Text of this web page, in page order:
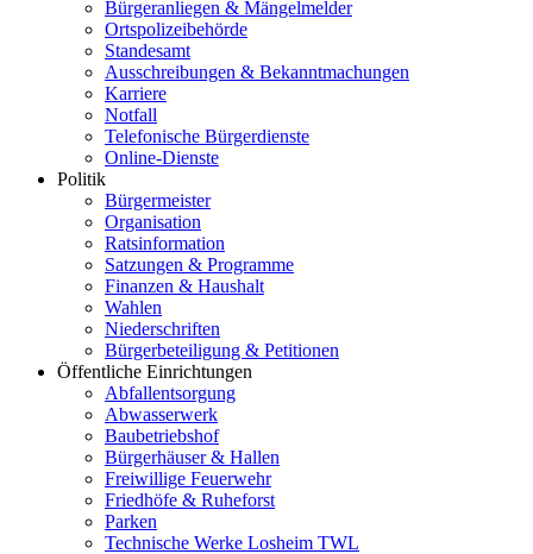
Bürgeranliegen & Mängelmelder
Ortspolizeibehörde
Standesamt
Ausschreibungen & Bekanntmachungen
Karriere
Notfall
Telefonische Bürgerdienste
Online-Dienste
Politik
Bürgermeister
Organisation
Ratsinformation
Satzungen & Programme
Finanzen & Haushalt
Wahlen
Niederschriften
Bürgerbeteiligung & Petitionen
Öffentliche Einrichtungen
Abfallentsorgung
Abwasserwerk
Baubetriebshof
Bürgerhäuser & Hallen
Freiwillige Feuerwehr
Friedhöfe & Ruheforst
Parken
Technische Werke Losheim TWL